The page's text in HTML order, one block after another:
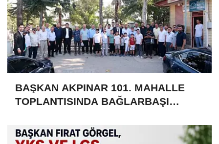
BAŞKAN AKPINAR 101. MAHALLE
TOPLANTISINDA BAĞLARBAŞI
BULUŞTU